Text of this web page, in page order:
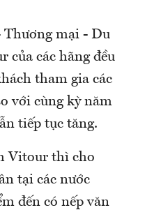
Thương mại - Du
của các hãng đều
tham gia các
với cùng kỳ năm
tiếp tục tăng.
Vitour thì cho
tại các nước
đến có nếp văn